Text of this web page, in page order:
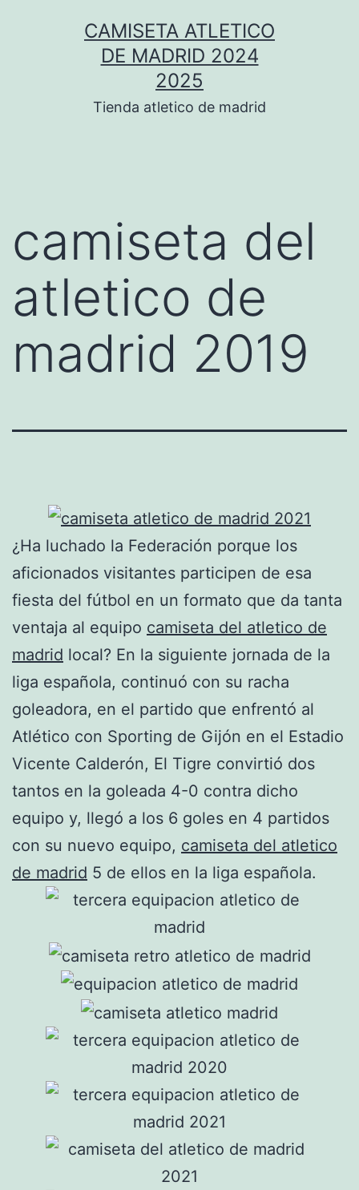
CAMISETA ATLETICO
DE MADRID 2024
2025
Tienda atletico de madrid
camiseta del
atletico de
madrid 2019
¿Ha luchado la Federación porque los
aficionados visitantes participen de esa
fiesta del fútbol en un formato que da tanta
ventaja al equipo camiseta del atletico de
madrid local? En la siguiente jornada de la
liga española, continuó con su racha
goleadora, en el partido que enfrentó al
Atlético con Sporting de Gijón en el Estadio
Vicente Calderón, El Tigre convirtió dos
tantos en la goleada 4-0 contra dicho
equipo y, llegó a los 6 goles en 4 partidos
con su nuevo equipo, camiseta del atletico
de madrid 5 de ellos en la liga española.